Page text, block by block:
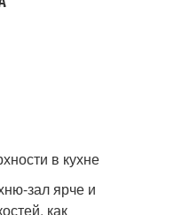
в кухне